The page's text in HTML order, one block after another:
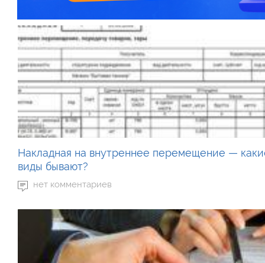
Накладная на внутреннее перемещение —
виды бывают?
нет комментариев